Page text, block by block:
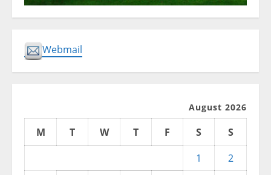
Webmail
August 2026
M T W T F S
S
1
2